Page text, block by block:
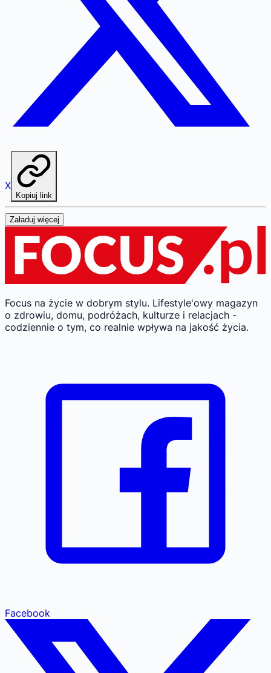
X
Kopiuj link
Załaduj więcej
Focus na życie w dobrym stylu. Lifestyle'owy magazyn
o zdrowiu, domu, podróżach, kulturze i relacjach -
codziennie o tym, co realnie wpływa na jakość życia.
Facebook